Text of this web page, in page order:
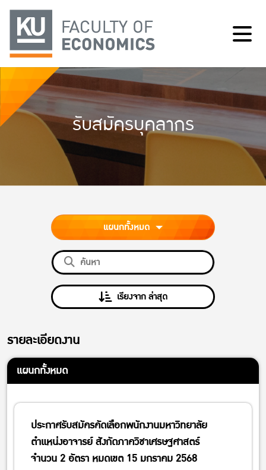
รับสมัครบุคลากร
แผนกทั้งหมด
เรียงจาก ล่าสุด
รายละเอียดงาน
แผนกทั้งหมด
ประกาศรับสมัครคัดเลือกพนักงานมหาวิทยาลัย
ตำแหน่งอาจารย์ สังกัดภาควิชาเศรษฐศาสตร์
จำนวน 2 อัตรา หมดเขต 15 มกราคม 2568